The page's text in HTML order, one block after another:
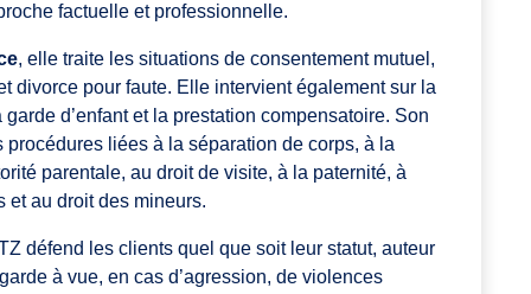
factuelle et professionnelle.
, elle traite les situations de consentement mutuel,
divorce pour faute. Elle intervient également sur la
d’enfant et la prestation compensatoire. Son
liées à la séparation de corps, à la
parentale, au droit de visite, à la paternité, à
et au droit des mineurs.
défend les clients quel que soit leur statut, auteur
à vue, en cas d’agression, de violences